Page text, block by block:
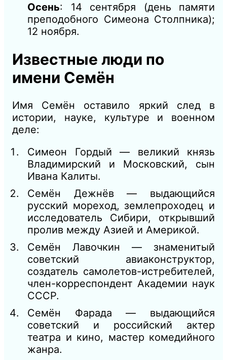
Осень: 14 сентября (день памяти
преподобного Симеона Столпника);
12 ноября.
Известные люди по
имени Семён
Имя Семён оставило яркий след в
истории, науке, культуре и военном
деле:
Симеон Гордый — великий князь
Владимирский и Московский, сын
Ивана Калиты.
Семён Дежнёв — выдающийся
русский мореход, землепроходец и
исследователь Сибири, открывший
пролив между Азией и Америкой.
Семён Лавочкин — знаменитый
советский авиаконструктор,
создатель самолетов-истребителей,
член-корреспондент Академии наук
СССР.
Семён Фарада — выдающийся
советский и российский актер
театра и кино, мастер комедийного
жанра.